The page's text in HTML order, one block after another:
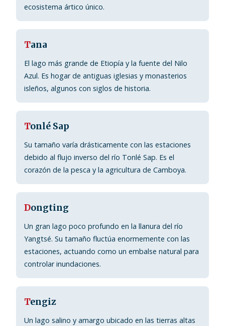
ecosistema ártico único.
Tana
El lago más grande de Etiopía y la fuente del Nilo
Azul. Es hogar de antiguas iglesias y monasterios
isleños, algunos con siglos de historia.
Tonlé Sap
Su tamaño varía drásticamente con las estaciones
debido al flujo inverso del río Tonlé Sap. Es el
corazón de la pesca y la agricultura de Camboya.
Dongting
Un gran lago poco profundo en la llanura del río
Yangtsé. Su tamaño fluctúa enormemente con las
estaciones, actuando como un embalse natural para
controlar inundaciones.
Tengiz
Un lago salino y amargo ubicado en las tierras altas